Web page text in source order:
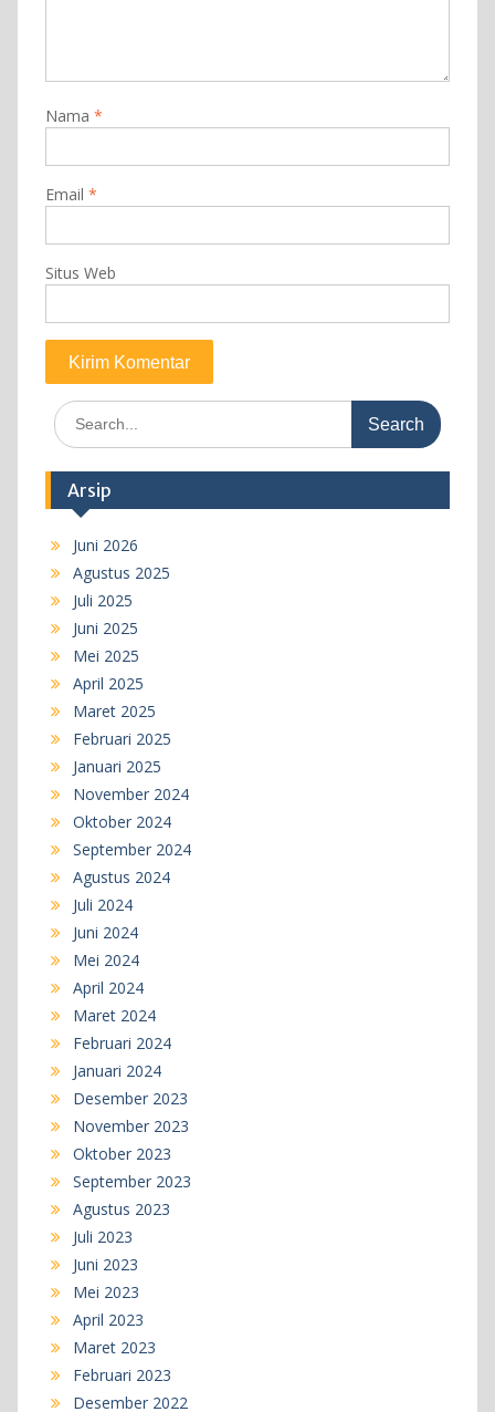
Nama *
Email *
Situs Web
Search
for:
Arsip
Juni 2026
Agustus 2025
Juli 2025
Juni 2025
Mei 2025
April 2025
Maret 2025
Februari 2025
Januari 2025
November 2024
Oktober 2024
September 2024
Agustus 2024
Juli 2024
Juni 2024
Mei 2024
April 2024
Maret 2024
Februari 2024
Januari 2024
Desember 2023
November 2023
Oktober 2023
September 2023
Agustus 2023
Juli 2023
Juni 2023
Mei 2023
April 2023
Maret 2023
Februari 2023
Desember 2022